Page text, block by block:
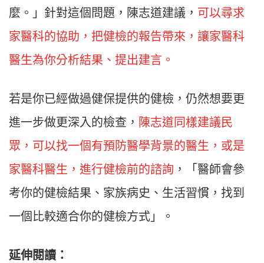
麼。」針對這個問題，陳志道建議， 可以尋求
家醫科的協助，把健檢的報告帶來，讓家醫科
醫生為你分析結果、提出建言。
若是你已經做過健保提供的健檢，仍然想要更
進一步做更深入的檢查， 陳志道同樣建議民
眾，可以找一個有預防醫學背景的醫生，或是
家醫科醫生，進行健檢前的諮詢 ，「醫師會參
考你的健檢結果、家族病史、生活習慣，找到
一個比較適合你的健檢方式」。
延伸閱讀：